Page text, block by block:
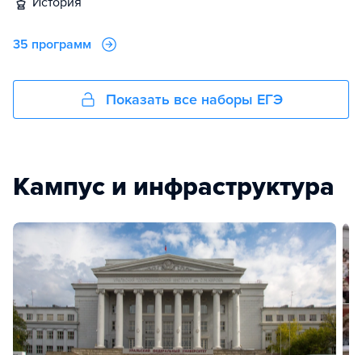
35 программ
Показать все наборы ЕГЭ
Кампус и инфраструктура